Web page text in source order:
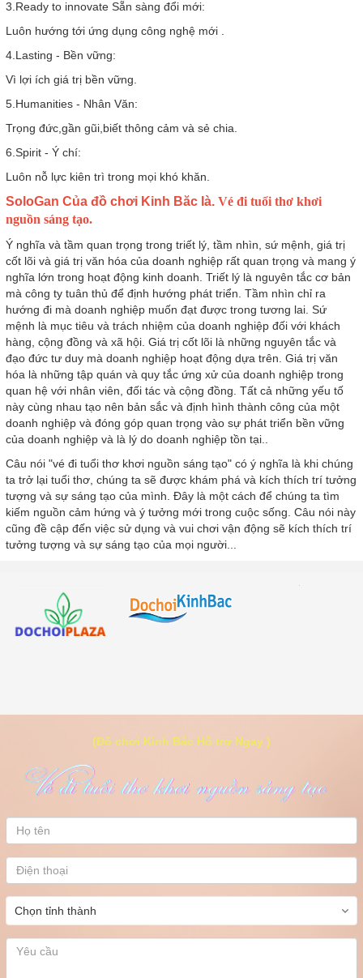
3.Ready to innovate Sẵn sàng đổi mới:
Luôn hướng tới ứng dụng công nghệ mới .
4.Lasting - Bền vững:
Vì lợi ích giá trị bền vững.
5.Humanities - Nhân Văn:
Trọng đức,gần gũi,biết thông cảm và sẻ chia.
6.Spirit - Ý chí:
Luôn nỗ lực kiên trì trong mọi khó khăn.
SoloGan Của đồ chơi Kinh Băc là. Vé đi tuổi thơ khơi
nguồn sáng tạo.
Ý nghĩa và tầm quan trọng trong triết lý, tầm nhìn, sứ mệnh, giá trị
cốt lõi và giá trị văn hóa của doanh nghiệp rất quan trọng và mang ý
nghĩa lớn trong hoạt động kinh doanh. Triết lý là nguyên tắc cơ bản
mà công ty tuân thủ để định hướng phát triển. Tầm nhìn chỉ ra
hướng đi mà doanh nghiệp muốn đạt được trong tương lai. Sứ
mệnh là mục tiêu và trách nhiệm của doanh nghiệp đối với khách
hàng, cộng đồng và xã hội. Giá trị cốt lõi là những nguyên tắc và
đạo đức tư duy mà doanh nghiệp hoạt động dựa trên. Giá trị văn
hóa là những tập quán và quy tắc ứng xử của doanh nghiệp trong
quan hệ với nhân viên, đối tác và cộng đồng. Tất cả những yếu tố
này cùng nhau tạo nên bản sắc và định hình thành công của một
doanh nghiệp và đóng góp quan trọng vào sự phát triển bền vững
của doanh nghiệp và là lý do doanh nghiệp tồn tại..
Câu nói "vé đi tuổi thơ khơi nguồn sáng tạo" có ý nghĩa là khi chúng
ta trở lại tuổi thơ, chúng ta sẽ được khám phá và kích thích trí tưởng
tượng và sự sáng tạo của mình. Đây là một cách để chúng ta tìm
kiếm nguồn cảm hứng và ý tưởng mới trong cuộc sống. Câu nói này
cũng đề cập đến việc sử dụng và vui chơi vận động sẽ kích thích trí
tưởng tượng và sự sáng tạo của mọi người...
(Đồ chơi Kinh Bắc Hỗ trợ Ngay )